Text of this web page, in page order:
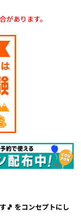
があります。
🎵 をコンセプトにし